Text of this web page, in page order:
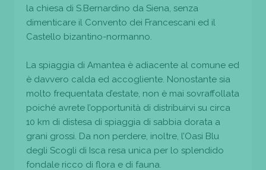
la chiesa di S.Bernardino da Siena, senza
dimenticare il Convento dei Francescani ed il
Castello bizantino-normanno.
La spiaggia di Amantea è adiacente al comune ed
è davvero calda ed accogliente. Nonostante sia
molto frequentata d’estate, non è mai sovraffollata
poiché avrete l’opportunità di distribuirvi su circa
10 km di distesa di spiaggia di sabbia dorata a
grani grossi. Da non perdere, inoltre, l’Oasi Blu
degli Scogli di Isca resa unica per lo splendido
fondale ricco di flora e di fauna.